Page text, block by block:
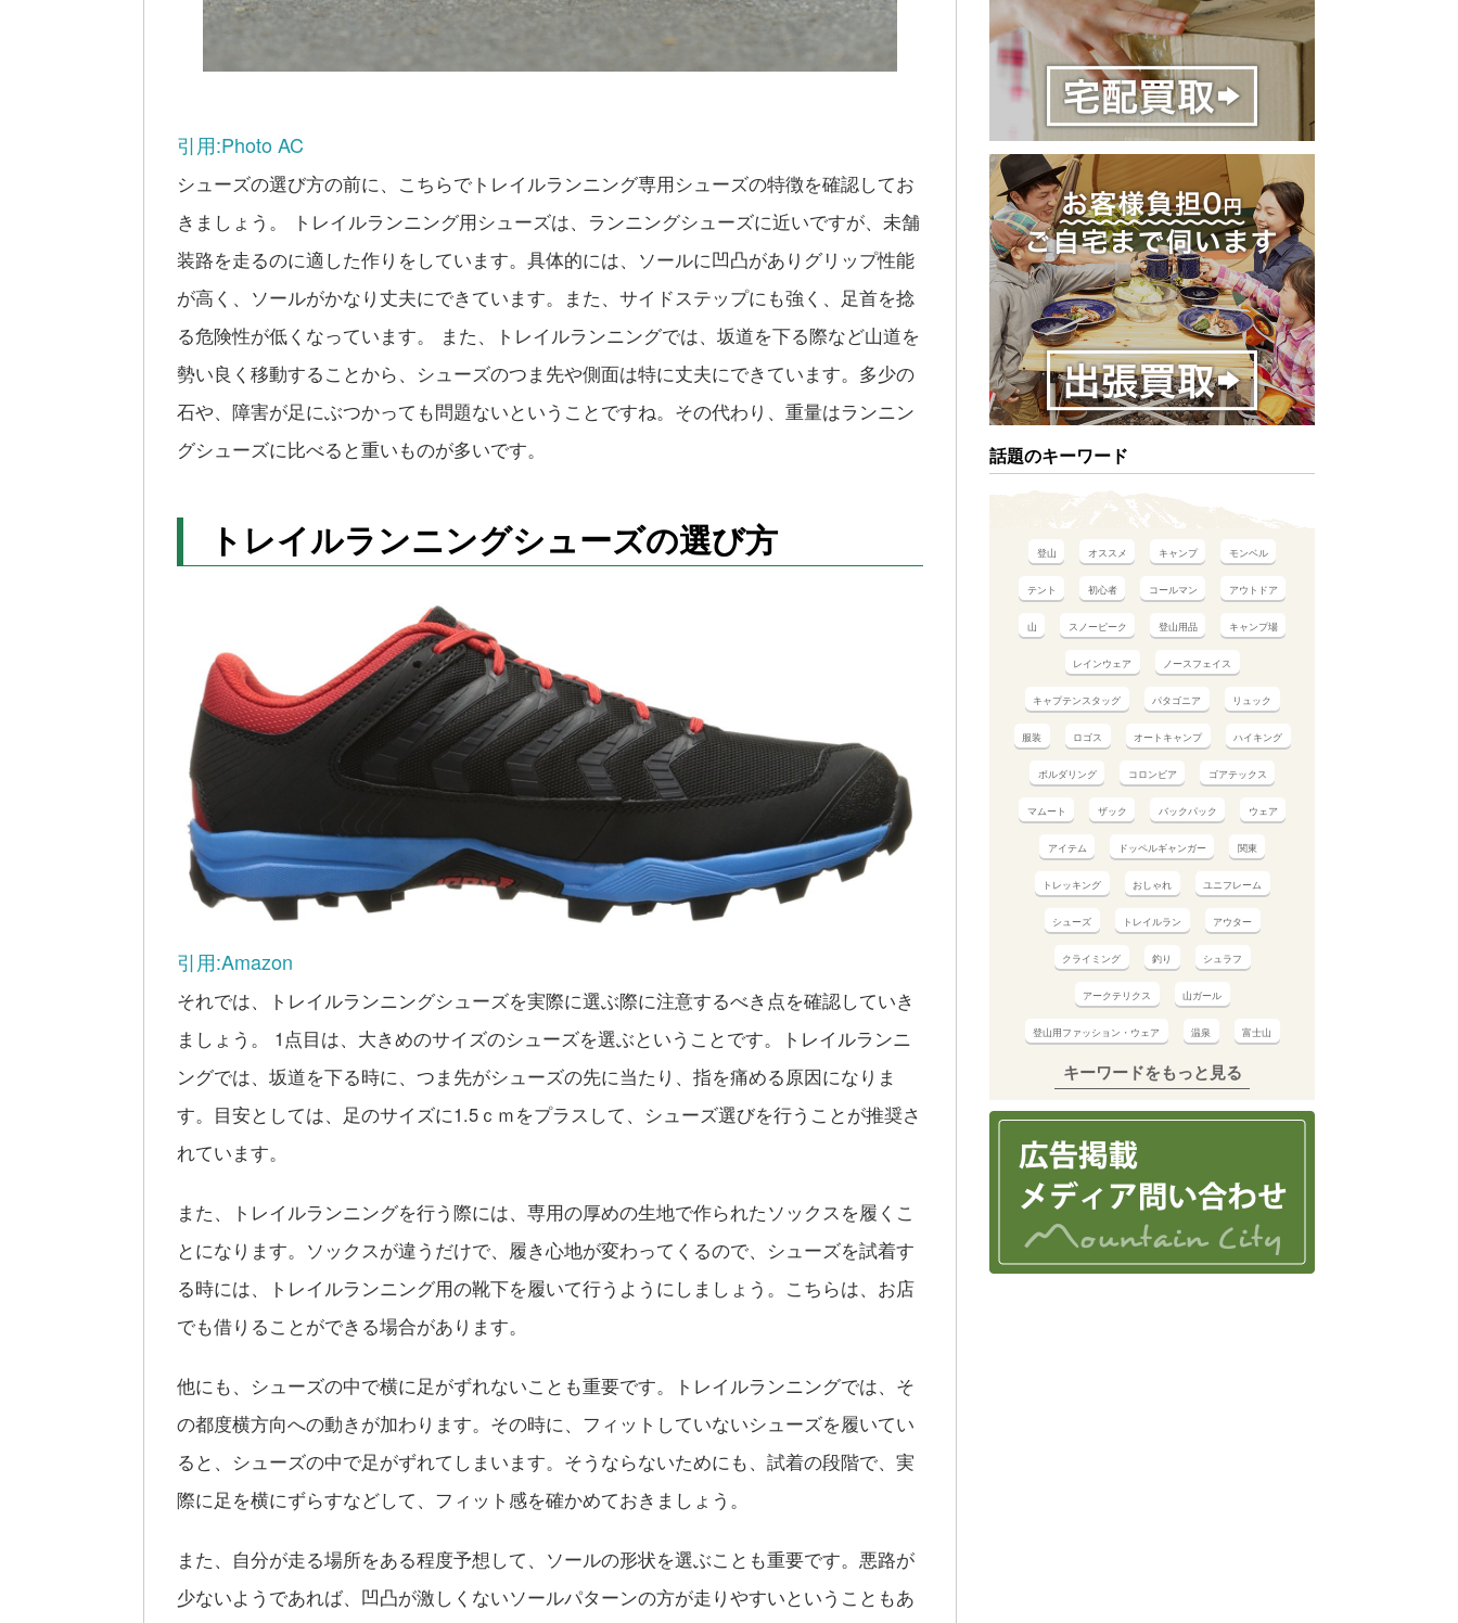
引用:Photo AC
シューズの選び方の前に、こちらでトレイルランニング専用シューズの特徴を確認してお
きましょう。 トレイルランニング用シューズは、ランニングシューズに近いですが、未舗
装路を走るのに適した作りをしています。具体的には、ソールに凹凸がありグリップ性能
が高く、ソールがかなり丈夫にできています。また、サイドステップにも強く、足首を捻
る危険性が低くなっています。 また、トレイルランニングでは、坂道を下る際など山道を
勢い良く移動することから、シューズのつま先や側面は特に丈夫にできています。多少の
石や、障害が足にぶつかっても問題ないということですね。その代わり、重量はランニン
グシューズに比べると重いものが多いです。
トレイルランニングシューズの選び方
引用:Amazon
それでは、トレイルランニングシューズを実際に選ぶ際に注意するべき点を確認していき
ましょう。 1点目は、大きめのサイズのシューズを選ぶということです。トレイルランニ
ングでは、坂道を下る時に、つま先がシューズの先に当たり、指を痛める原因になりま
す。目安としては、足のサイズに1.5ｃｍをプラスして、シューズ選びを行うことが推奨さ
れています。
また、トレイルランニングを行う際には、専用の厚めの生地で作られたソックスを履くこ
とになります。ソックスが違うだけで、履き心地が変わってくるので、シューズを試着す
る時には、トレイルランニング用の靴下を履いて行うようにしましょう。こちらは、お店
でも借りることができる場合があります。
他にも、シューズの中で横に足がずれないことも重要です。トレイルランニングでは、そ
の都度横方向への動きが加わります。その時に、フィットしていないシューズを履いてい
ると、シューズの中で足がずれてしまいます。そうならないためにも、試着の段階で、実
際に足を横にずらすなどして、フィット感を確かめておきましょう。
また、自分が走る場所をある程度予想して、ソールの形状を選ぶことも重要です。悪路が
少ないようであれば、凹凸が激しくないソールパターンの方が走りやすいということもあ
話題のキーワード
登山 オススメ キャンプ モンベル
テント 初心者 コールマン アウトドア
山 スノーピーク 登山用品 キャンプ場
レインウェア ノースフェイス
キャプテンスタッグ パタゴニア リュック
服装 ロゴス オートキャンプ ハイキング
ボルダリング コロンビア ゴアテックス
マムート ザック バックパック ウェア
アイテム ドッペルギャンガー 関東
トレッキング おしゃれ ユニフレーム
シューズ トレイルラン アウター
クライミング 釣り シュラフ
アークテリクス 山ガール
登山用ファッション・ウェア 温泉 富士山
キーワードをもっと見る